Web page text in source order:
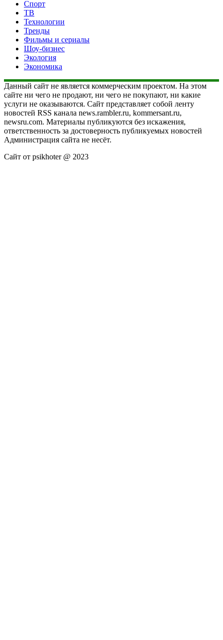
Спорт
ТВ
Технологии
Тренды
Фильмы и сериалы
Шоу-бизнес
Экология
Экономика
Данный сайт не является коммерческим проектом. На этом
сайте ни чего не продают, ни чего не покупают, ни какие
услуги не оказываются. Сайт представляет собой ленту
новостей RSS канала news.rambler.ru, kommersant.ru,
newsru.com. Материалы публикуются без искажения,
ответственность за достоверность публикуемых новостей
Администрация сайта не несёт.
Сайт от psikhoter @ 2023